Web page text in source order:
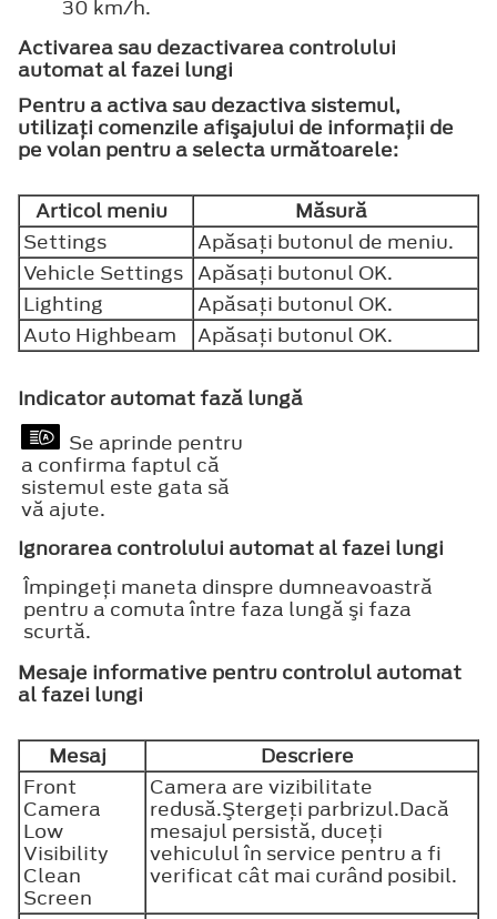
30 km/h.
Activarea sau dezactivarea controlului
automat al fazei lungi
Pentru a activa sau dezactiva sistemul,
utilizaţi comenzile afişajului de informaţii de
pe volan pentru a selecta următoarele:
Articol meniu
Măsură
Settings
Apăsaţi butonul de meniu.
Vehicle Settings Apăsaţi butonul OK.
Lighting
Apăsaţi butonul OK.
Auto Highbeam
Apăsaţi butonul OK.
Indicator automat fază lungă
Se aprinde pentru
a confirma faptul că
sistemul este gata să
vă ajute.
Ignorarea controlului automat al fazei lungi
Împingeţi maneta dinspre dumneavoastră
pentru a comuta între faza lungă şi faza
scurtă.
Mesaje informative pentru controlul automat
al fazei lungi
Mesaj
Descriere
Front
Camera
Low
Visibility
Clean
Screen
Camera are vizibilitate
redusă.Ştergeţi parbrizul.Dacă
mesajul persistă, duceţi
vehiculul în service pentru a fi
verificat cât mai curând posibil.